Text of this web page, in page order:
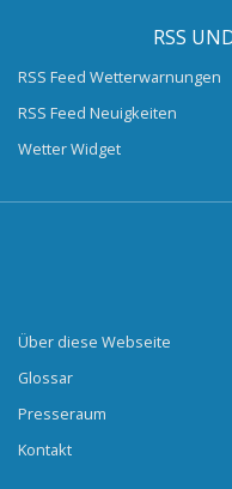
RSS
RSS Feed Wetterwarnungen
RSS Feed Neuigkeiten
Wetter Widget
Über diese Webseite
Glossar
Presseraum
Kontakt